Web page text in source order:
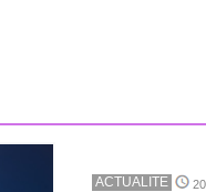
ACTUALITE